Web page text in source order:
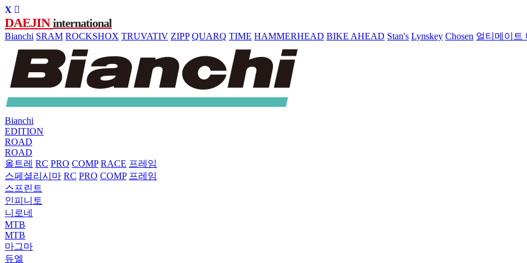
DAEJINinternational
Bianchi SRAM ROCKSHOX TRUVATIV ZIPP QUARQ TIME HAMMERHEAD BIKE AHEAD Stan's Lynskey Chosen 얼티메이트
Bianchi
EDITION
ROAD
ROAD
올트레 RC PRO COMP RACE 프레임
스페셜리시마 RC PRO COMP 프레임
스프린트
인피니토
니로네
MTB
MTB
마그마
듀엘